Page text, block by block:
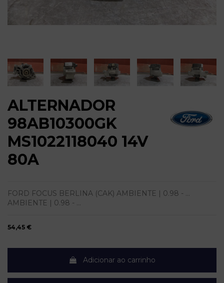
ALTERNADOR
98AB10300GK
MS1022118040 14V
80A
FORD FOCUS BERLINA (CAK) AMBIENTE | 0.98 - ...
AMBIENTE | 0.98 - ...
54,45 €
Adicionar ao carrinho